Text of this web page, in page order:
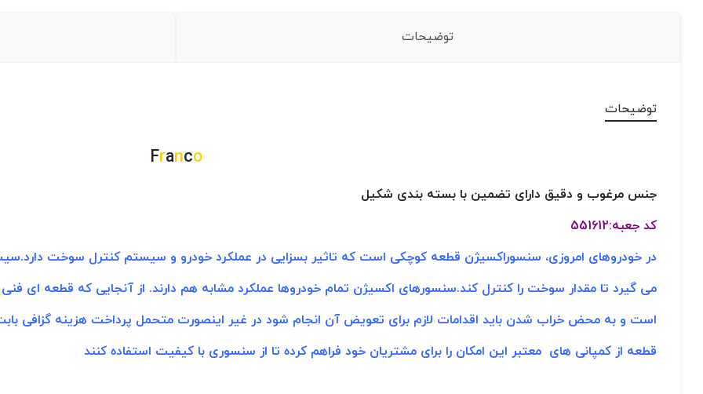
توضیحات
توضیحات
Franco
جنس مرغوب و دقیق دارای تضمین با بسته بندی شکیل
کد جعبه:551612
در خودروهای امروزی، سنسوراکسیژن قطعه کوچکی است که تاثیر بسزایی در عملکرد خودرو و سیستم کنترل سوخت
می گیرد تا مقدار سوخت را کنترل کند.سنسورهای اکسیژن تمام خودروها عملکرد مشابه هم دارند. از آنجایی که قطعه ای
است و به محض خراب شدن باید اقدامات لازم برای تعویض آن انجام شود در غیر اینصورت متحمل پرداخت هزینه گزافی
قطعه از کمپانی های معتبر این امکان را برای مشتریان خود فراهم کرده تا از سنسوری با کیفیت استفاده کنند